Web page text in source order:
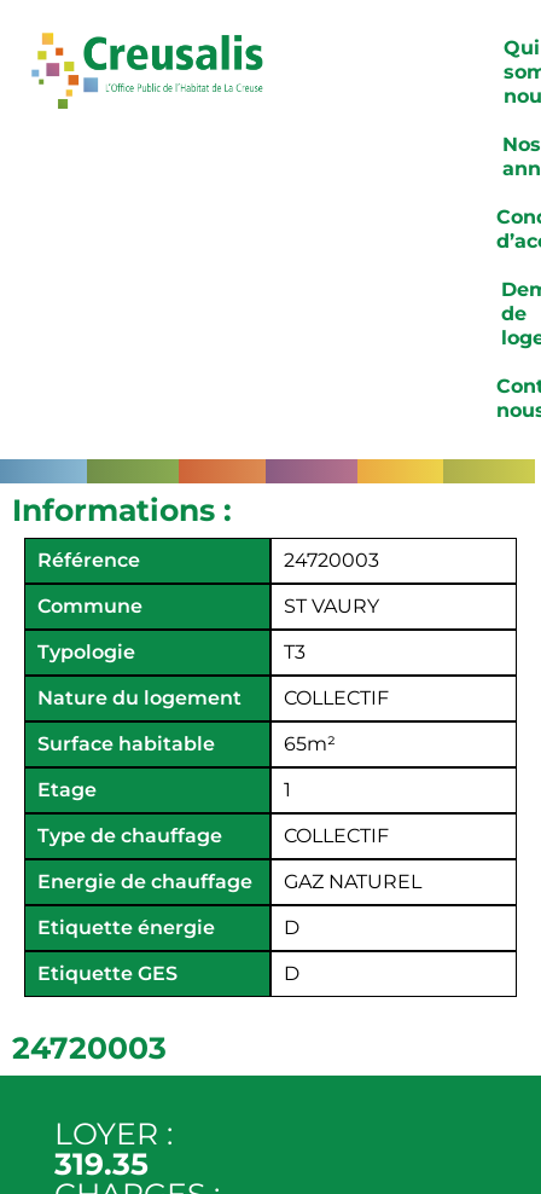
Qui
Nos
de
Informations :
Référence
24720003
Commune
ST VAURY
Typologie
T3
Nature du logement
COLLECTIF
Surface habitable
65m²
Etage
1
Type de chauffage
COLLECTIF
Energie de chauffage
GAZ NATUREL
Etiquette énergie
D
Etiquette GES
D
24720003
LOYER :
319.35